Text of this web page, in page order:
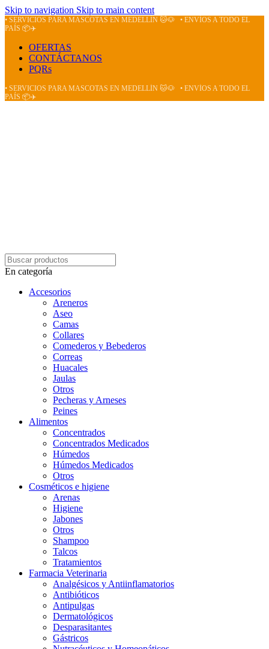
Skip to navigation Skip to main content
• SERVICIOS PARA MASCOTAS EN MEDELLÍN 🐱🐶
• ENVÍOS A TODO EL
PAÍS 📦✈️
OFERTAS
CONTÁCTANOS
PQRs
• SERVICIOS PARA MASCOTAS EN MEDELLÍN 🐱🐶
• ENVÍOS A TODO EL
PAÍS 📦✈️
En categoría
Accesorios
Areneros
Aseo
Camas
Collares
Comederos y Bebederos
Correas
Huacales
Jaulas
Otros
Pecheras y Arneses
Peines
Alimentos
Concentrados
Concentrados Medicados
Húmedos
Húmedos Medicados
Otros
Cosméticos e higiene
Arenas
Higiene
Jabones
Otros
Shampoo
Talcos
Tratamientos
Farmacia Veterinaria
Analgésicos y Antiinflamatorios
Antibióticos
Antipulgas
Dermatológicos
Desparasitantes
Gástricos